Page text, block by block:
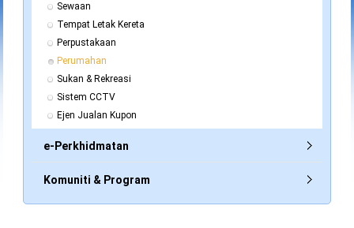
Sewaan
Tempat Letak Kereta
Perpustakaan
Perumahan
Sukan & Rekreasi
Sistem CCTV
Ejen Jualan Kupon
e-Perkhidmatan
Komuniti & Program